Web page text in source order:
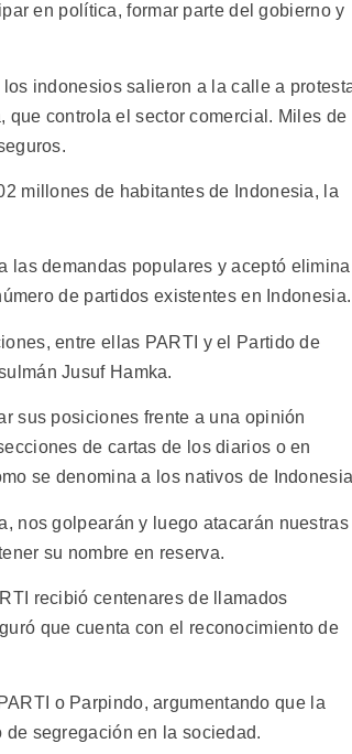
en política, formar parte del gobierno y
indonesios salieron a la calle a
controla el sector comercial. Miles de
millones de habitantes de Indonesia, la
las demandas populares y aceptó
de partidos existentes en Indonesia.
entre ellas PARTI y el Partido de
Jusuf Hamka.
sus posiciones frente a una opinión
de cartas de los diarios o en
se denomina a los nativos de
nos golpearán y luego atacarán nuestras
su nombre en reserva.
recibió centenares de llamados
que cuenta con el reconocimiento de
o Parpindo, argumentando que la
segregación en la sociedad.